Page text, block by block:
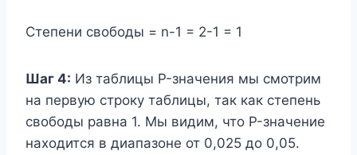
Степени свободы = n-1 = 2-1 = 1
Шаг 4: Из таблицы P-значения мы смотрим
на первую строку таблицы, так как степень
свободы равна 1. Мы видим, что P-значение
находится в диапазоне от 0,025 до 0,05.